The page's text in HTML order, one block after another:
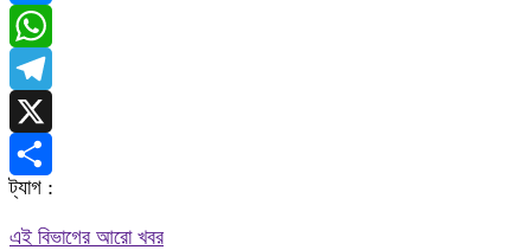
Messenger
WhatsApp
Telegram
X
Share
ট্যাগ :
এই বিভাগের আরো খবর